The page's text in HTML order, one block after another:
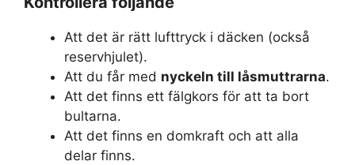
Att det är rätt lufttryck i däcken (också
reservhjulet).
Att du får med nyckeln till låsmuttrarna.
Att det finns ett fälgkors för att ta bort
bultarna.
Att det finns en domkraft och att alla
delar finns.